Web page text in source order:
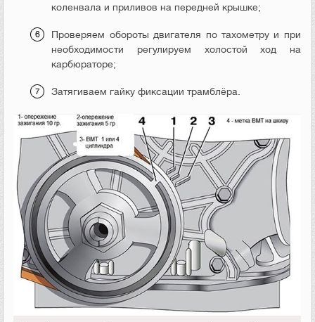
коленвала и приливов на передней крышке;
Проверяем обороты двигателя по тахометру и при
необходимости регулируем холостой ход на
карбюраторе;
Затягиваем гайку фиксации трамблёра.